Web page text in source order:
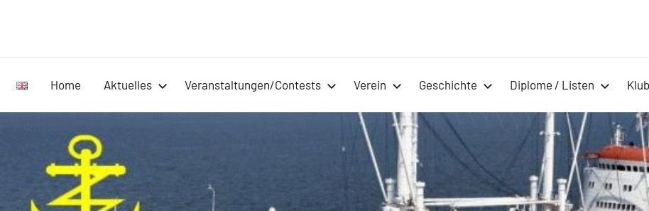
Runde
e.V.
Runde
Home Aktuelles Veranstaltungen/Contests Verein Geschichte Diplome / Listen